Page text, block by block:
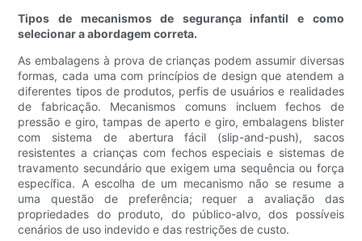
Tipos de mecanismos de segurança infantil e como
selecionar a abordagem correta.
As embalagens à prova de crianças podem assumir diversas
formas, cada uma com princípios de design que atendem a
diferentes tipos de produtos, perfis de usuários e realidades
de fabricação. Mecanismos comuns incluem fechos de
pressão e giro, tampas de aperto e giro, embalagens blister
com sistema de abertura fácil (slip-and-push), sacos
resistentes a crianças com fechos especiais e sistemas de
travamento secundário que exigem uma sequência ou força
específica. A escolha de um mecanismo não se resume a
uma questão de preferência; requer a avaliação das
propriedades do produto, do público-alvo, dos possíveis
cenários de uso indevido e das restrições de custo.